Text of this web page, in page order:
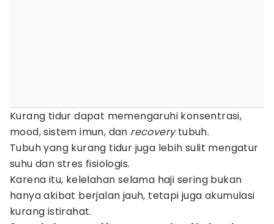
Kurang tidur dapat memengaruhi konsentrasi,
mood, sistem imun, dan recoverytubuh.
Tubuh yang kurang tidur juga lebih sulit mengatur
suhu dan stres fisiologis.
Karena itu, kelelahan selama haji sering bukan
hanya akibat berjalan jauh, tetapi juga akumulasi
kurang istirahat.